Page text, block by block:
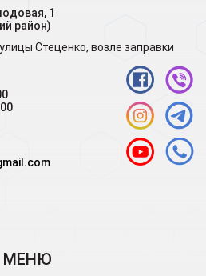
1
район)
Стеценко, возле заправки
МЕНЮ